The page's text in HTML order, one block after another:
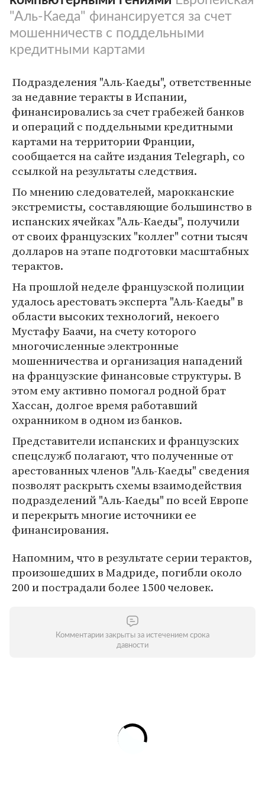
"Аль-Каеда" финансируется за счет
мошенничеств с поддельными
кредитными картами
Подразделения "Аль-Каеды", ответственные
за недавние теракты в Испании,
финансировались за счет грабежей банков
и операций с поддельными кредитными
картами на территории Франции,
сообщается на сайте издания Telegraph, со
ссылкой на результаты следствия.
По мнению следователей, марокканские
экстремисты, составляющие большинство в
испанских ячейках "Аль-Каеды", получили
от своих французских "коллег" сотни тысяч
долларов на этапе подготовки масштабных
терактов.
На прошлой неделе французской полиции
удалось арестовать эксперта "Аль-Каеды" в
области высоких технологий, некоего
Мустафу Баачи, на счету которого
многочисленные электронные
мошенничества и организация нападений
на французские финансовые структуры. В
этом ему активно помогал родной брат
Хассан, долгое время работавший
охранником в одном из банков.
Представители испанских и французских
спецслужб полагают, что полученные от
арестованных членов "Аль-Каеды" сведения
позволят раскрыть схемы взаимодействия
подразделений "Аль-Каеды" по всей Европе
и перекрыть многие источники ее
финансирования.
Напомним, что в результате серии терактов,
произошедших в Мадриде, погибли около
200 и пострадали более 1500 человек.
Комментарии закрыты за истечением срока
давности